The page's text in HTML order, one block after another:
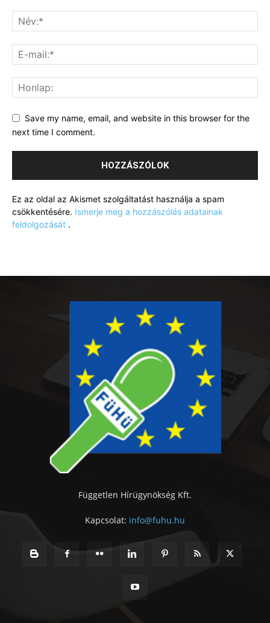
Save my name, email, and website in this browser for the
next time I comment.
Ez az oldal az Akismet szolgáltatást használja a spam
csökkentésére. Ismerje meg a hozzászólás adatainak
feldolgozását .
Független Hírügynökség Kft.
Kapcsolat: info@fuhu.hu